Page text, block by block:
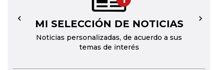
MI SELECCIÓN DE NOTICIAS
Noticias personalizadas, de acuerdo a sus
temas de interés
← →